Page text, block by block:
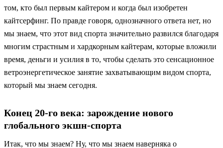
том, кто был первым кайтером и когда был изобретен
кайтсерфинг. По правде говоря, однозначного ответа нет, но
мы знаем, что этот вид спорта значительно развился благодаря
многим страстным и хардкорным кайтерам, которые вложили
время, деньги и усилия в то, чтобы сделать это сенсационное
ветроэнергетическое занятие захватывающим видом спорта,
который мы знаем сегодня.
Конец 20-го века: зарождение нового
глобального экшн-спорта
Итак, что мы знаем? Ну, что мы знаем наверняка о